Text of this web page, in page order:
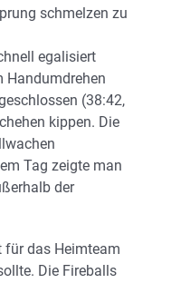
schmelzen zu
egalisiert
Handumdrehen
(38:42,
kippen. Die
Tag zeigte man
der
für das Heimteam
Die Fireballs